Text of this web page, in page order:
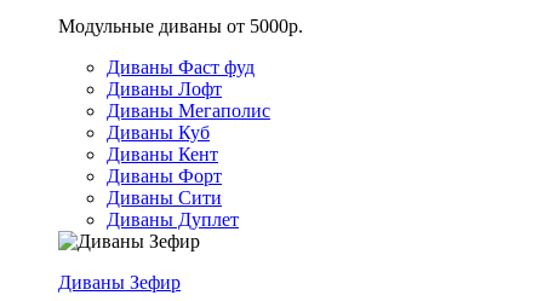
Модульные диваны от 5000р.
Диваны Фаст фуд
Диваны Лофт
Диваны Мегаполис
Диваны Куб
Диваны Кент
Диваны Форт
Диваны Сити
Диваны Дуплет
Диваны Зефир